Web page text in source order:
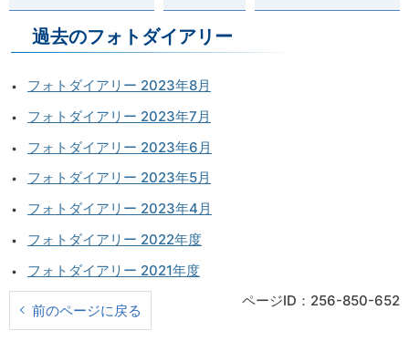
過去のフォトダイアリー
フォトダイアリー 2023年8月
フォトダイアリー 2023年7月
フォトダイアリー 2023年6月
フォトダイアリー 2023年5月
フォトダイアリー 2023年4月
フォトダイアリー 2022年度
フォトダイアリー 2021年度
前のページに戻る
ページID：256-850-652